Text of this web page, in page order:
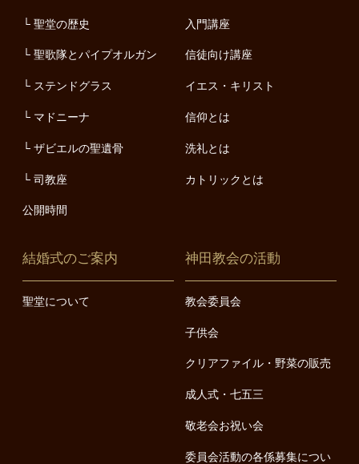
聖堂の歴史
聖歌隊とパイプオルガン
ステンドグラス
マドニーナ
ザビエルの聖遺骨
司教座
公開時間
入門講座
信徒向け講座
イエス・キリスト
信仰とは
洗礼とは
カトリックとは
結婚式のご案内
聖堂について
神田教会の活動
教会委員会
子供会
クリアファイル・野菜の販売
成人式・七五三
敬老会お祝い会
委員会活動の各係募集につい